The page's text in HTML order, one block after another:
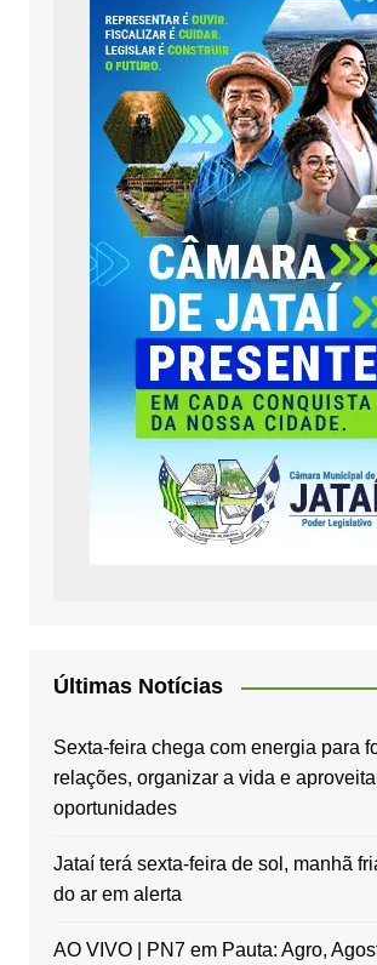
Últimas Notícias
Sexta-feira chega com energia para
relações, organizar a vida e
oportunidades
Jataí terá sexta-feira de sol, manhã
do ar em alerta
AO VIVO | PN7 em Pauta: Agro,